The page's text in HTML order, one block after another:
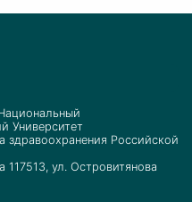
Университет
Российской
ул. Островитянова